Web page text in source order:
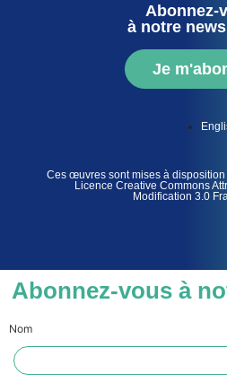
Abonnez-
à notre
Je
Ces œuvres sont mises à
Licence Creative Commons
Modification 3.0
Abonnez-vous à
Nom